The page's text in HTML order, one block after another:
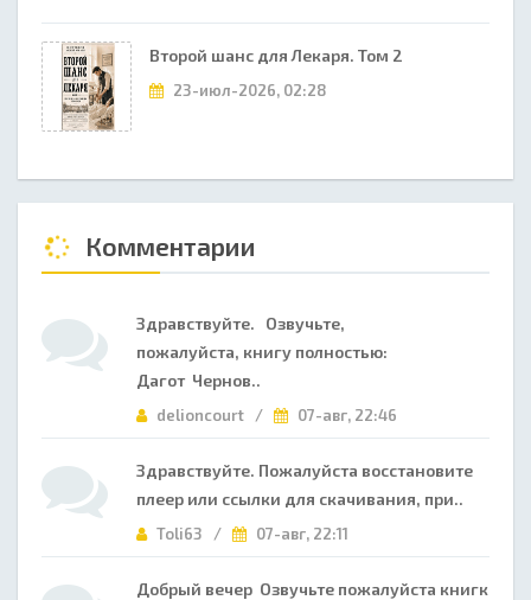
Второй шанс для Лекаря. Том 2
23-июл-2026, 02:28
Комментарии
Здравствуйте. Озвучьте,
пожалуйста, книгу полностью:
Дагот Чернов..
delioncourt / 07-авг, 22:46
Здравствуйте. Пожалуйста восстановите
плеер или ссылки для скачивания, при..
Toli63 / 07-авг, 22:11
Добрый вечер Озвучьте пожалуйста книгк